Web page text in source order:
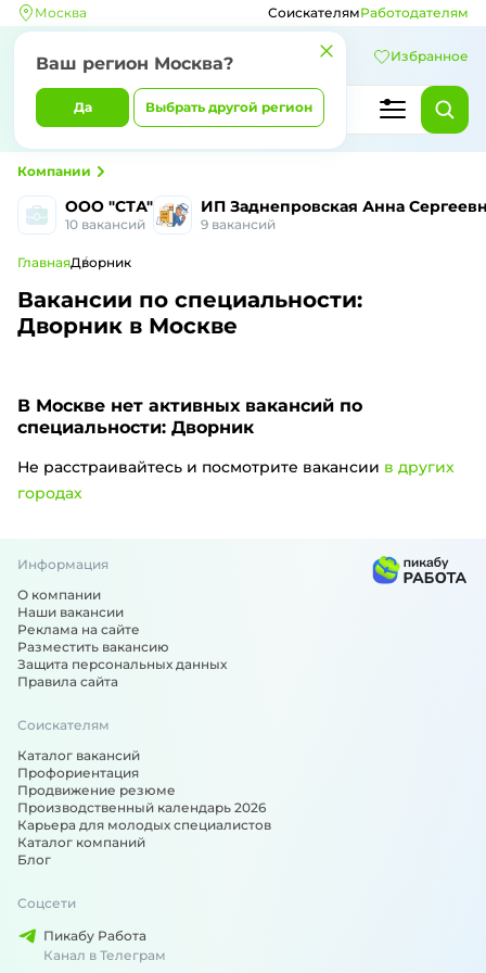
Москва
Ваш регион Москва?
Да Выбрать другой регион
СоискателямРаботодателям
Избранное
ООО "СТА"
10 вакансий
ИП Заднепровская Анна
9 вакансий
Компании
ГлавнаяДворник
Вакансии по специальности:
Дворник в Москве
В Москве нет активных вакансий по
специальности: Дворник
Не расстраивайтесь и посмотрите вакансии в других
городах
Вакансии по специальности: Дворник - подобрали для
Информация
О компании
Наши вакансии
Реклама на сайте
Разместить вакансию
Защита персональных данных
Правила сайта
Соискателям
Каталог вакансий
Профориентация
Продвижение резюме
Производственный календарь 2026
Карьера для молодых специалистов
Каталог компаний
Блог
Соцсети
Пикабу Работа
Канал в Телеграм